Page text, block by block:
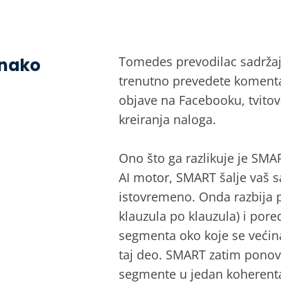
Tomedes prevodilac
trenutno prevedete
objave na Facebooku,
kreiranja naloga.
Ono što ga razlikuje je
AI motor, SMART šalje vaš
istovremeno. Onda razbija
klauzula po klauzula) i
segmenta oko koje se
taj deo. SMART zatim
segmente u jedan